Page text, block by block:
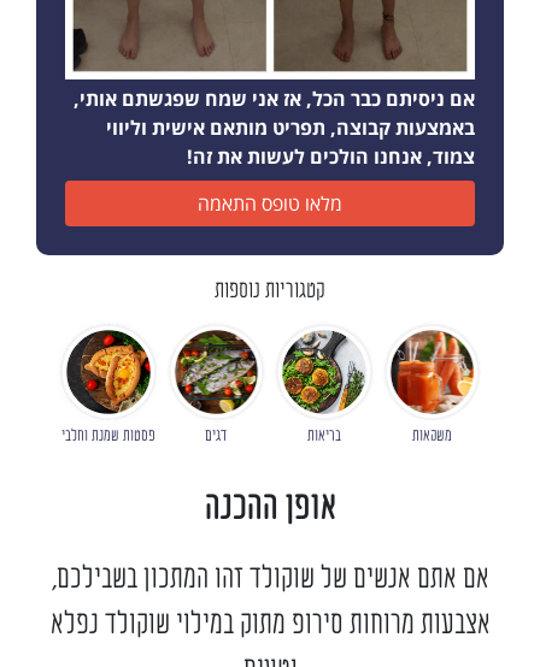
אם ניסיתם כבר הכל, אז אני שמח שפגשתם אותי,
באמצעות קבוצה, תפריט מותאם אישית וליווי
צמוד, אנחנו הולכים לעשות את זה!
מלאו טופס התאמה
קטגוריות נוספות
משקאות בריאות דגים פסטות שמנת וחלבי
אופן ההכנה
אם אתם אנשים של שוקולד זהו המתכון בשבילכם,
אצבעות מרוחות סירופ מתוק במילוי שוקולד נפלא